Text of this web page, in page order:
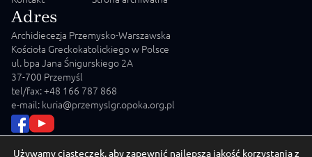
Adres
Archidiecezja Przemysko-Warszawska
Kościoła Greckokatolickiego w Polsce
ul. bpa Jana Śnigurskiego 2A
37-700 Przemyśl
tel/fax: +48 166 787 868
e-mail: kuria@przemyslgr.opoka.org.pl
Używamy ciasteczek, aby zapewnić najlepszą jakość korzystania z